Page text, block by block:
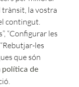
COUPE
trànsit, la vostra
contingut.
“Configurar les
les
que són
política de